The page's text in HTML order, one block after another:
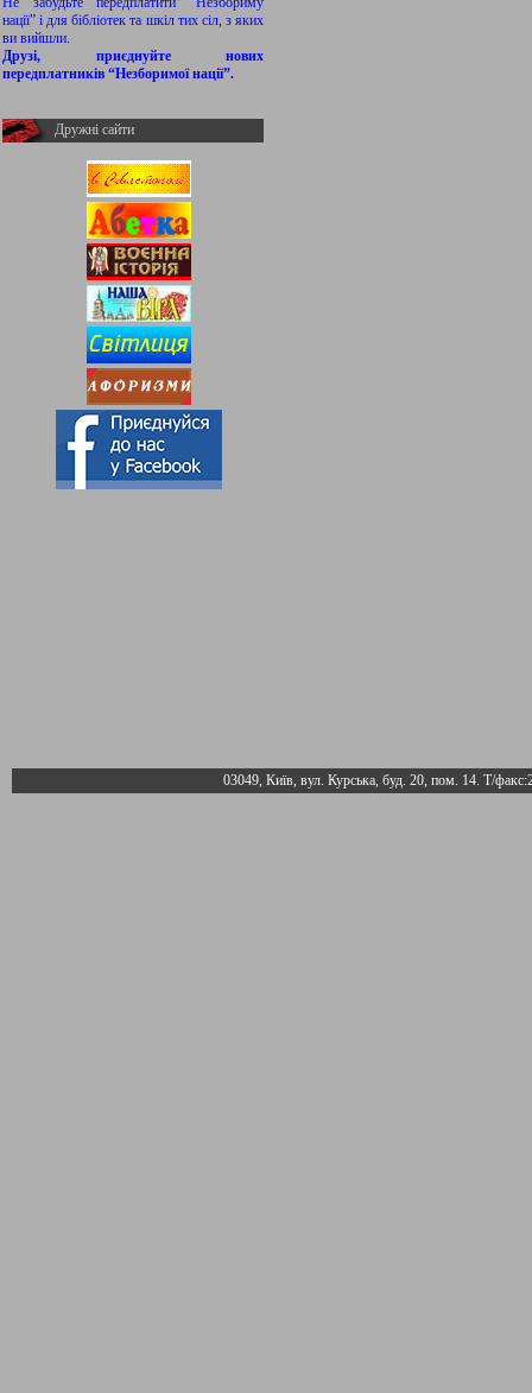
нації” і для бібліотек та шкіл тих сіл, з яких
ви вийшли.
Друзі, приєднуйте нових
передплатників “Незборимої нації”.
Дружні сайти
03049, Київ, вул. Курська, буд. 20, пом. 14. Т/